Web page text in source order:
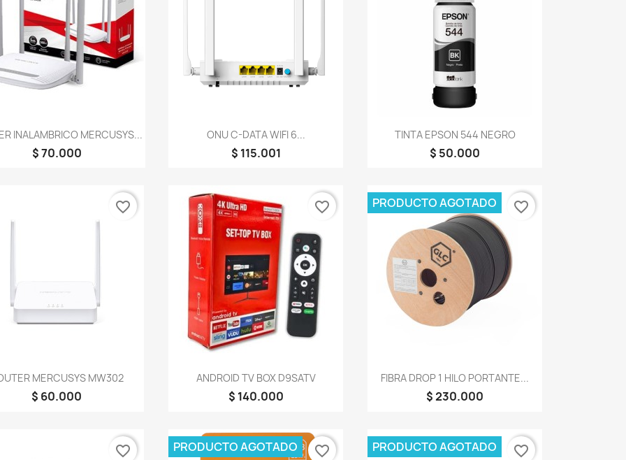
 Vista rápida
INALAMBRICO MERCUSYS...
$ 70.000
Vista rápida
ONU C-DATA WIFI 6...
$ 115.001
Vista rápida
TINTA EPSON 544 NEGRO
$ 50.000
Vista rápida
MERCUSYS MW302
$ 60.000
favorite_border
Vista rápida
ANDROID TV BOX D9SATV
$ 140.000
favorite_border
Vista rápida
FIBRA DROP 1 HILO PORTANTE...
$ 230.000
PRODUCTO AGOTADO favorite_border
favorite_border PRODUCTO AGOTADO favorite_border PRODUCTO AGOTADO favorite_border